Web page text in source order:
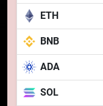
ETH
BNB
ADA
SOL
6